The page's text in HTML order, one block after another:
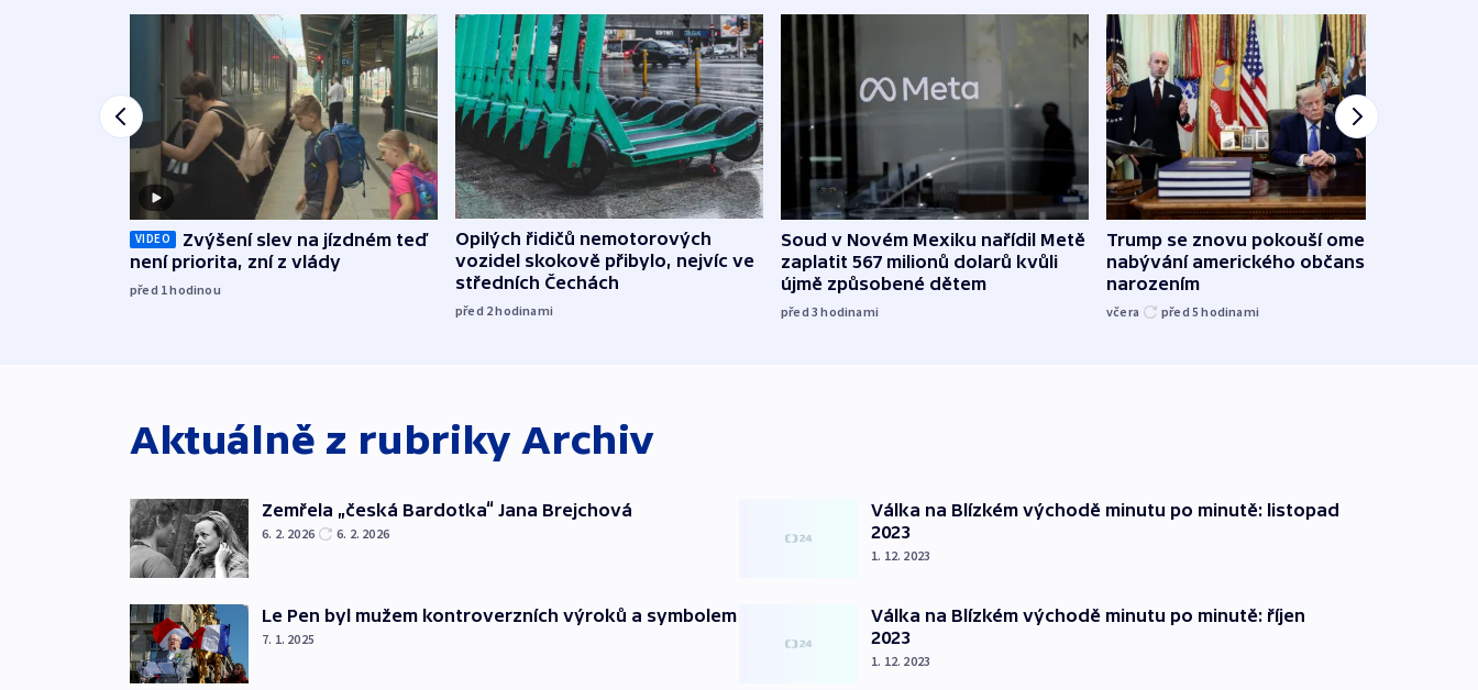
VIDEO
Zvýšení slev na jízdném teď
není priorita, zní z vlády
před 1hodinou
Opilých řidičů nemotorových
vozidel skokově přibylo, nejvíc ve
středních Čechách
před 2hodinami
Soud v Novém Mexiku nařídil Metě
zaplatit 567 milionů dolarů kvůli
újmě způsobené dětem
před 3hodinami
Trump se znovu pokouší omezit
nabývání amerického občanství
narozením
včera před 5hodinami
Aktuálně z rubriky Archiv
Zemřela „česká Bardotka“ Jana Brejchová
6. 2. 2026 6. 2. 2026
Le Pen byl mužem kontroverzních výroků a symbolem
7. 1. 2025
Válka na Blízkém východě minutu po minutě: listopad
2023
1. 12. 2023
Válka na Blízkém východě minutu po minutě: říjen
2023
1. 12. 2023